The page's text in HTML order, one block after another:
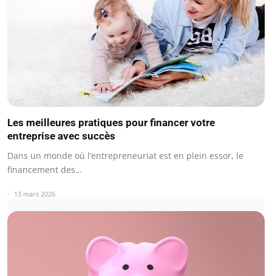
Les meilleures pratiques pour financer votre
entreprise avec succès
Dans un monde où l’entrepreneuriat est en plein essor, le
financement des…
13 mars 2026